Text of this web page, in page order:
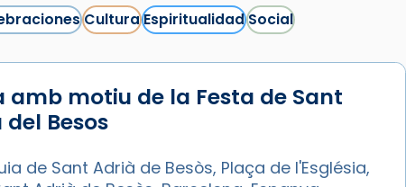
Cargar más...
CulturaEspiritualidadSocial
amb motiu de la Festa de Sant
Besos
de Sant Adrià de Besòs, Plaça de l'Església,